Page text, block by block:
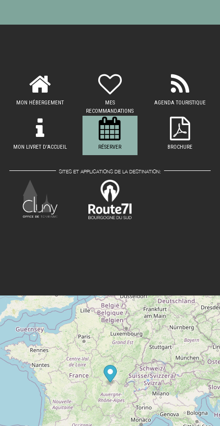
MON HÉBERGEMENT
MES
RECOMMANDATIONS
AGENDA TOURISTIQUE
MON LIVRET D'ACCUEIL RÉSERVER BROCHURE
SITES ET APPLICATIONS DE LA DESTINATION: